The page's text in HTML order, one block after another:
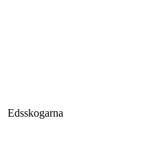
Edsskogarna